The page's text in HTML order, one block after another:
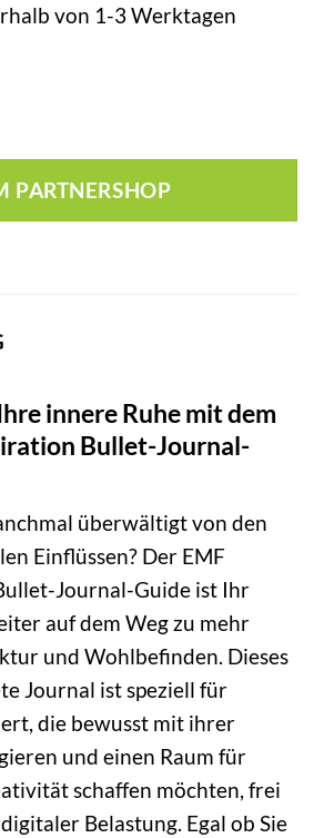
von 1-3 Werktagen
PARTNERSHOP
innere Ruhe mit dem
Bullet-Journal-
überwältigt von den
Einflüssen? Der EMF
Journal-Guide ist Ihr
auf dem Weg zu mehr
und Wohlbefinden. Dieses
Journal ist speziell für
die bewusst mit ihrer
und einen Raum für
schaffen möchten, frei
Belastung. Egal ob Sie